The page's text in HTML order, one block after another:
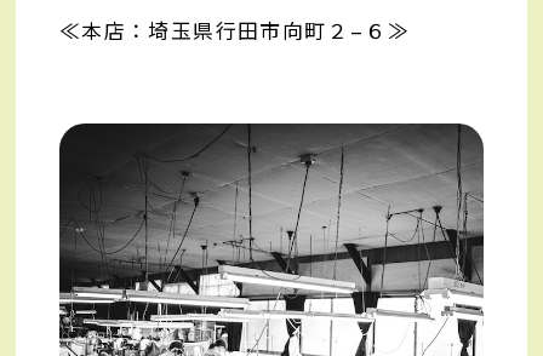
≪本店：埼玉県行田市向町２−６≫